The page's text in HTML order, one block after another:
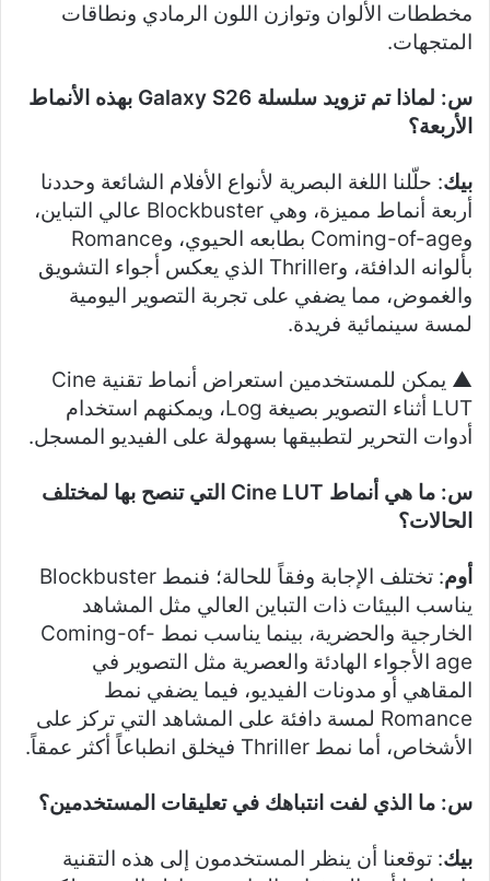
مخططات الألوان وتوازن اللون الرمادي ونطاقات
المتجهات.
س: لماذا تم تزويد سلسلة Galaxy S26 بهذه الأنماط
الأربعة؟
بيك: حلّلنا اللغة البصرية لأنواع الأفلام الشائعة وحددنا
أربعة أنماط مميزة، وهي Blockbuster عالي التباين،
وComing-of-age بطابعه الحيوي، وRomance
بألوانه الدافئة، وThriller الذي يعكس أجواء التشويق
والغموض، مما يضفي على تجربة التصوير اليومية
لمسة سينمائية فريدة.
▲ يمكن للمستخدمين استعراض أنماط تقنية Cine
LUT أثناء التصوير بصيغة Log، ويمكنهم استخدام
أدوات التحرير لتطبيقها بسهولة على الفيديو المسجل.
س: ما هي أنماط Cine LUT التي تنصح بها لمختلف
الحالات؟
أوم
: تختلف الإجابة وفقاً للحالة؛ فنمط Blockbuster
يناسب البيئات ذات التباين العالي مثل المشاهد
الخارجية والحضرية، بينما يناسب نمط Coming-of-
age الأجواء الهادئة والعصرية مثل التصوير في
المقاهي أو مدونات الفيديو، فيما يضفي نمط
Romance لمسة دافئة على المشاهد التي تركز على
الأشخاص، أما نمط Thriller فيخلق انطباعاً أكثر عمقاً.
س: ما الذي لفت انتباهك في تعليقات المستخدمين؟
بيك: توقعنا أن ينظر المستخدمون إلى هذه التقنية